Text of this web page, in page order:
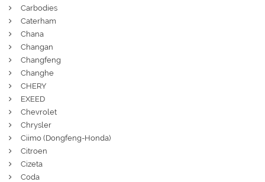
Carbodies
Caterham
Chana
Changan
Changfeng
Changhe
CHERY
EXEED
Chevrolet
Chrysler
Ciimo (Dongfeng-Honda)
Citroen
Cizeta
Coda